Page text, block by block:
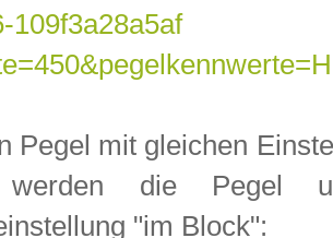
109f3a28a5af
Pegel mit gleichen
werden die Pegel
"im Block":